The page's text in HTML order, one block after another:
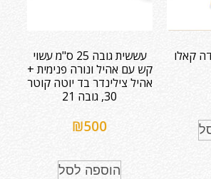
קאלו
עששית גובה 25 ס"מ עשוי
קש עם אהיל ונורה פנימית +
אהיל צילינדר בד יוטה קוטר
30, גובה 21
₪500
הוספה לסל